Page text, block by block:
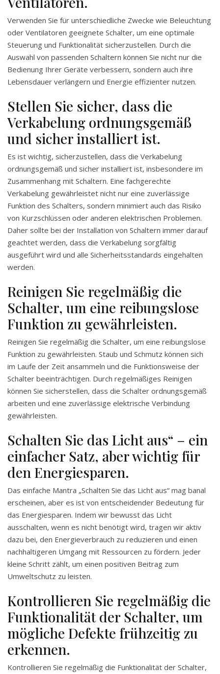
Verwenden Sie für unterschiedliche Zwecke wie Beleuchtung
oder Ventilatoren geeignete Schalter, um eine optimale
Steuerung und Funktionalität sicherzustellen. Durch die
Auswahl von passenden Schaltern können Sie nicht nur die
Bedienung Ihrer Geräte verbessern, sondern auch ihre
Lebensdauer verlängern und Energie effizienter nutzen.
Stellen Sie sicher, dass die
Verkabelung ordnungsgemäß
und sicher installiert ist.
Es ist wichtig, sicherzustellen, dass die Verkabelung
ordnungsgemäß und sicher installiert ist, insbesondere im
Zusammenhang mit Schaltern. Eine fachgerechte
Verkabelung gewährleistet nicht nur eine zuverlässige
Funktion des Schalters, sondern minimiert auch das Risiko
von Kurzschlüssen oder anderen elektrischen Problemen.
Daher sollte bei der Installation von Schaltern immer darauf
geachtet werden, dass die Verkabelung sorgfältig
ausgeführt wird und alle Sicherheitsstandards eingehalten
werden.
Reinigen Sie regelmäßig die
Schalter, um eine reibungslose
Funktion zu gewährleisten.
Reinigen Sie regelmäßig die Schalter, um eine reibungslose
Funktion zu gewährleisten. Staub und Schmutz können sich
im Laufe der Zeit ansammeln und die Funktionsweise der
Schalter beeinträchtigen. Durch regelmäßiges Reinigen
können Sie sicherstellen, dass die Schalter ordnungsgemäß
arbeiten und eine zuverlässige elektrische Verbindung
gewährleisten.
Schalten Sie das Licht aus“ – ein
einfacher Satz, aber wichtig für
den Energiesparen.
Das einfache Mantra „Schalten Sie das Licht aus“ mag banal
erscheinen, aber es ist von entscheidender Bedeutung für
das Energiesparen. Indem wir bewusst das Licht
ausschalten, wenn es nicht benötigt wird, tragen wir aktiv
dazu bei, den Energieverbrauch zu reduzieren und einen
nachhaltigeren Umgang mit Ressourcen zu fördern. Jeder
kleine Schritt zählt, um einen positiven Beitrag zum
Umweltschutz zu leisten.
Kontrollieren Sie regelmäßig die
Funktionalität der Schalter, um
mögliche Defekte frühzeitig zu
erkennen.
Kontrollieren Sie regelmäßig die Funktionalität der Schalter,